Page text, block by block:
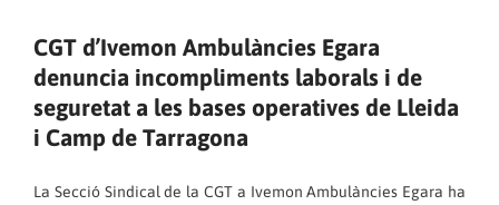
CGT d’Ivemon Ambulàncies Egara
denuncia incompliments laborals i de
seguretat a les bases operatives de Lleida
i Camp de Tarragona
La Secció Sindical de la CGT a Ivemon Ambulàncies Egara ha